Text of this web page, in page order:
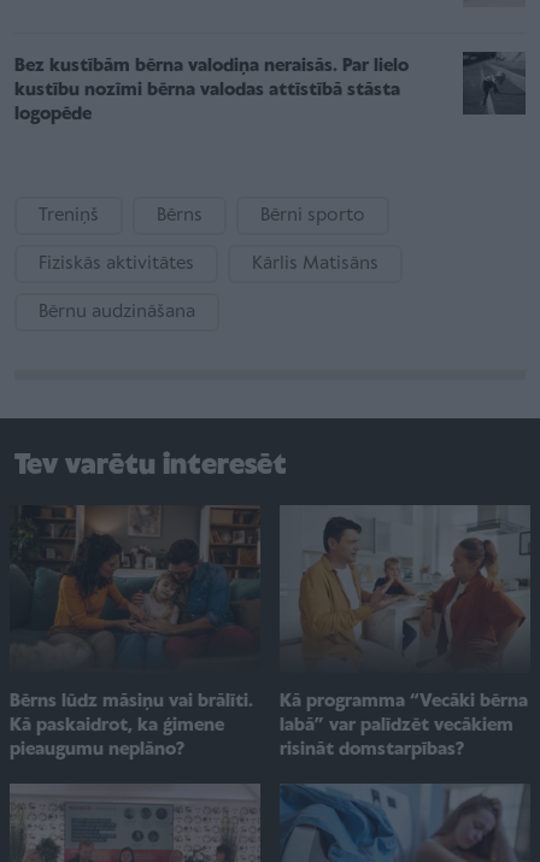
Bez kustībām bērna valodiņa neraisās. Par lielo
kustību nozīmi bērna valodas attīstībā stāsta
logopēde
Treniņš Bērns Bērni sporto
Fiziskās aktivitātes Kārlis Matisāns
Bērnu audzināšana
Tev varētu interesēt
Bērns lūdz māsiņu vai brālīti.
Kā paskaidrot, ka ģimene
pieaugumu neplāno?
Kā programma “Vecāki bērna
labā” var palīdzēt vecākiem
risināt domstarpības?